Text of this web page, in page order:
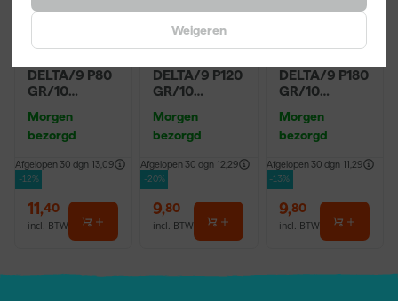
Weigeren
DELTA/9 P80
GR/10
- Granat (10st)
Morgen
bezorgd
Afgelopen 30 dgn 13,09
-12%
11,40
incl. BTW
DELTA/9 P120
GR/10
- Granat (10st)
Morgen
bezorgd
Afgelopen 30 dgn 12,29
-20%
9,80
incl. BTW
DELTA/9 P180
GR/10
- Granat (10st)
Morgen
bezorgd
Afgelopen 30 dgn 11,29
-13%
9,80
incl. BTW